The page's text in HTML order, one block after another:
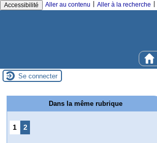
Accessibilité Aller au contenu Aller à la recherche
Se connecter
Dans la même rubrique
1 2